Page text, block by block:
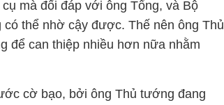
mà đối đáp với ông Tổng, và Bộ
thể nhờ cậy được. Thế nên ông Thủ
để can thiệp nhiều hơn nữa nhằm
cờ bạo, bởi ông Thủ tướng đang